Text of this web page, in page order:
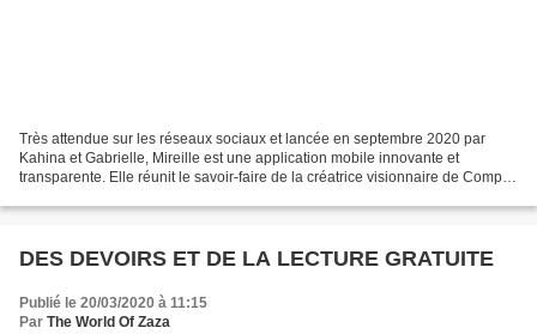
Très attendue sur les réseaux sociaux et lancée en septembre 2020 par
Kahina et Gabrielle, Mireille est une application mobile innovante et
transparente. Elle réunit le savoir-faire de la créatrice visionnaire de Compo
DES DEVOIRS ET DE LA LECTURE GRATUITE
Publié le 20/03/2020 à 11:15
Par The World Of Zaza